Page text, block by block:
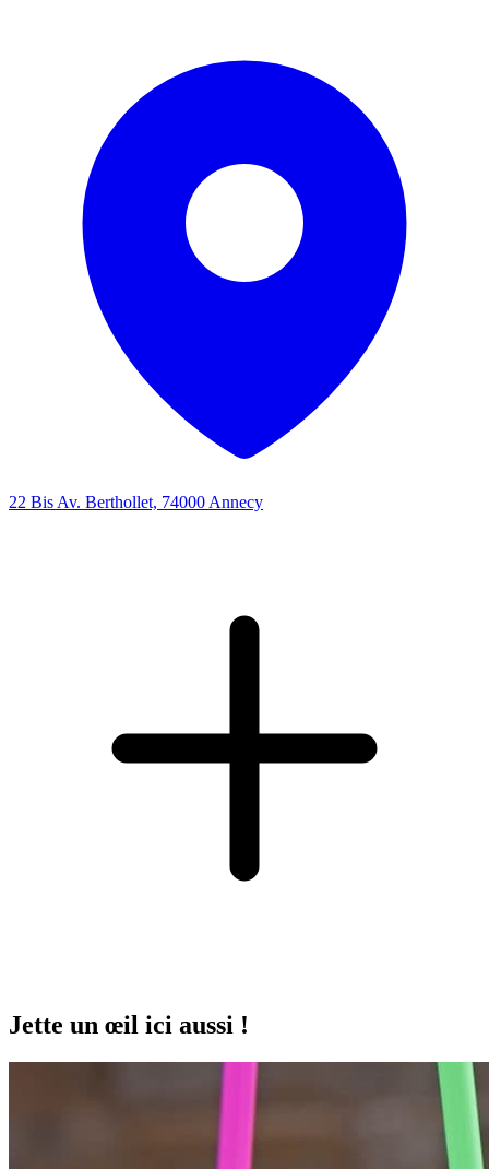
22 Bis Av. Berthollet, 74000 Annecy
Jette un œil ici aussi !